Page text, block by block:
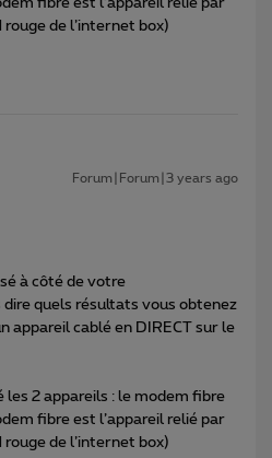
fibre est l’appareil relié par
de l’internet box)
Forum|Forum|3 years ago
à côté de votre
quels résultats vous obtenez
appareil cablé en DIRECT sur le
2 appareils : le modem fibre
fibre est l’appareil relié par
de l’internet box)